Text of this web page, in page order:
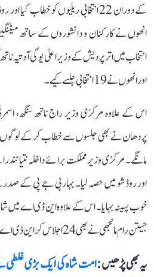
کے دوران 22 انتخابی ریلیوں کو خطاب
انھوں نے کارکنان و دانشوروں کے ساتھ
انتخاب میں اتر پردیش کے وزیر اعلیٰ یوگی آدتیہ
اور انھوں نے 19 انتخابی جلسے کیے۔
اس کے علاوہ مرکزی وزیر راج ناتھ سنگھ،
پردھان نے بھی جلسوں سے خطاب کر کے
اور روڈ شو میں حصہ لیا۔ بہار بی جے پی کے
خوب پسینہ بہایا۔ اس کے علاوہ این ڈی اے میں
جیتن رام مانجھی نے بھی 24 اجلاس کر این ڈی اے کے لیے ووٹ مانگے۔
یہ بھی پڑھیں :امت شاہ کی ایک بڑی غلطی